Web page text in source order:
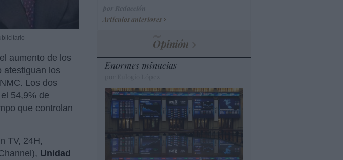
aumento de los
atestiguan los
Los dos
54,9% de
que controlan
TV, 24H,
Unidad
Artículos anteriores
Opinión
Enormes minucias